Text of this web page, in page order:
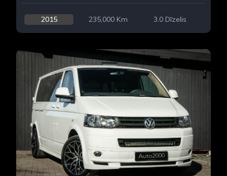
2015 235,000 Km 3.0 Dīzelis